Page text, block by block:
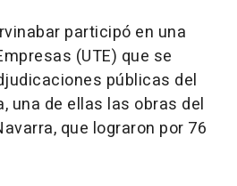
participó en una
(UTE) que se
públicas del
una de ellas las obras del
que lograron por 76